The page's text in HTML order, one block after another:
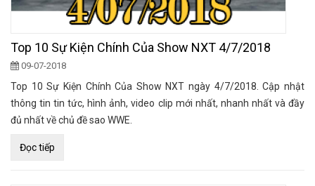
Top 10 Sự Kiện Chính Của Show NXT 4/7/2018
09-07-2018
Top 10 Sự Kiện Chính Của Show NXT ngày 4/7/2018. Cập nhật
thông tin tin tức, hình ảnh, video clip mới nhất, nhanh nhất và đầy
đủ nhất về chủ đề sao WWE.
Đọc tiếp